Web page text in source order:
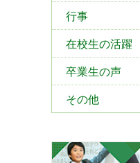
行事
在校生の活躍
卒業生の声
その他